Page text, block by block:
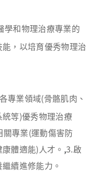
學和物理治療專業的
，以培育優秀物理治
專業領域(骨骼肌肉、
等)優秀物理治療
專業(運動傷害防
體適能)人才。 ,3.啟
續進修能力。